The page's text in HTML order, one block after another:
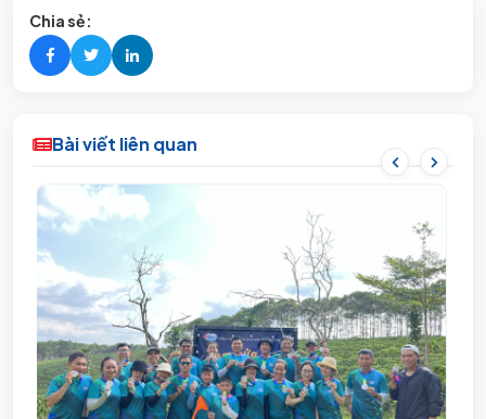
Chia sẻ:
Bài viết liên quan